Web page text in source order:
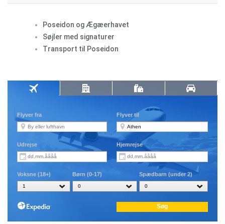
Poseidon og Ægæerhavet
Søjler med signaturer
Transport til Poseidon